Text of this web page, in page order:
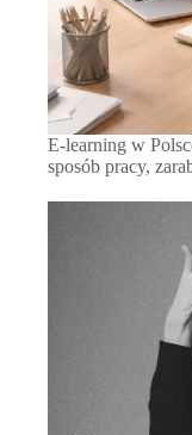
E-learning w
sposób pracy,